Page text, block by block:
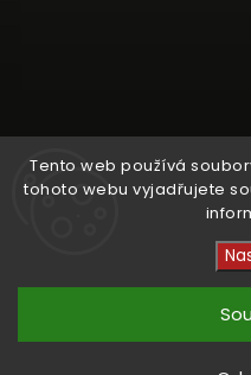
Tento web používá
tohoto webu vyjadřujete